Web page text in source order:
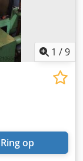
1 /9
Ring op